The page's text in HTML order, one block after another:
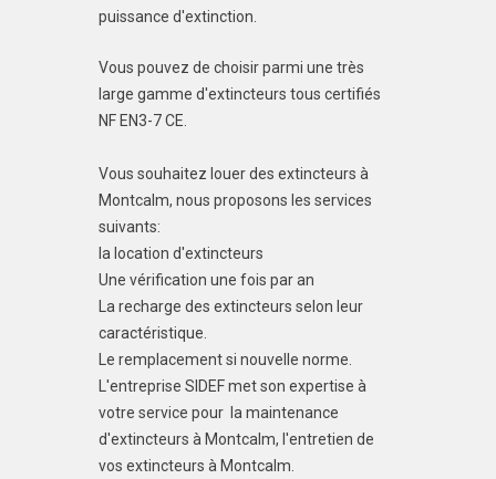
puissance d'extinction.
Vous pouvez de choisir parmi une très
large gamme d'extincteurs tous certifiés
NF EN3-7 CE.
Vous souhaitez louer des extincteurs à
Montcalm, nous proposons les services
suivants:
la location d'extincteurs
Une vérification une fois par an
La recharge des extincteurs selon leur
caractéristique.
Le remplacement si nouvelle norme.
L'entreprise SIDEF met son expertise à
votre service pour la maintenance
d'extincteurs à Montcalm, l'entretien de
vos extincteurs à Montcalm.